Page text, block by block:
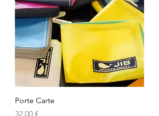
Porte Carte
Prix
32,00 €